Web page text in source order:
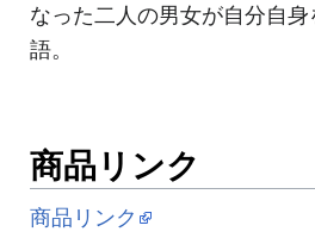
なった二人の男女が自分自
語。
商品リンク
商品リンク